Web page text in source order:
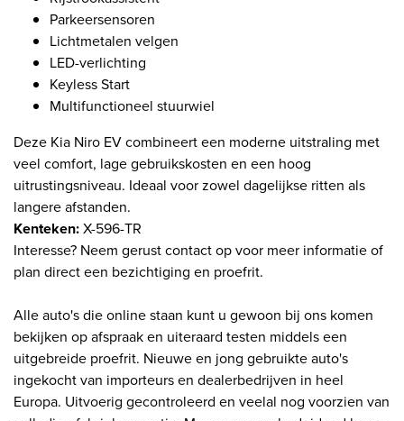
Parkeersensoren
Lichtmetalen velgen
LED-verlichting
Keyless Start
Multifunctioneel stuurwiel
Deze Kia Niro EV combineert een moderne uitstraling met
veel comfort, lage gebruikskosten en een hoog
uitrustingsniveau. Ideaal voor zowel dagelijkse ritten als
langere afstanden.
Kenteken:X-596-TR
Interesse? Neem gerust contact op voor meer informatie of
plan direct een bezichtiging en proefrit.
Alle auto's die online staan kunt u gewoon bij ons komen
bekijken op afspraak en uiteraard testen middels een
uitgebreide proefrit. Nieuwe en jong gebruikte auto's
ingekocht van importeurs en dealerbedrijven in heel
Europa. Uitvoerig gecontroleerd en veelal nog voorzien van